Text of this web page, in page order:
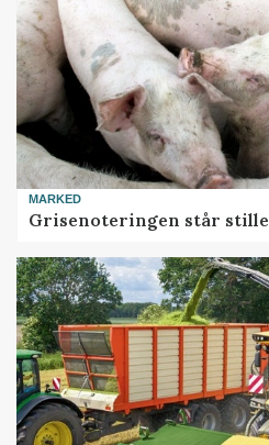
MARKED
Grisenoteringen står stille